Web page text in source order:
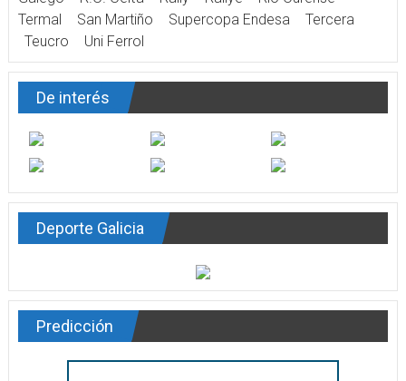
Termal
San Martiño Supercopa Endesa
Tercera
Teucro
Uni Ferrol
De interés
Deporte Galicia
Predicción